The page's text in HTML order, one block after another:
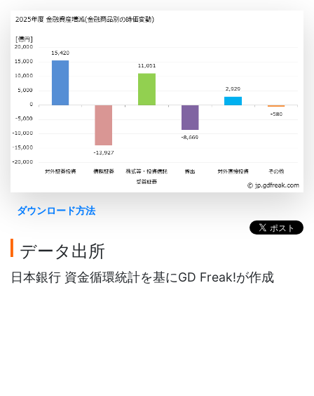
ダウンロード方法
データ出所
日本銀行 資金循環統計を基にGD Freak!が作成